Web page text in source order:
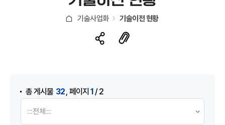
기술사업화 기술이전 현황
총 게시물 32 ,페이지1/ 2